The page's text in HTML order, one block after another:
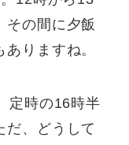
その間に夕飯
りますね。
定時の16時半
だ、どうして